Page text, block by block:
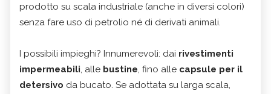
prodotto su scala industriale (anche in diversi colori)
senza fare uso di petrolio né di derivati animali.
I possibili impieghi? Innumerevoli: dai rivestimenti
impermeabili, alle bustine, fino alle capsule per il
detersivo da bucato. Se adottata su larga scala,